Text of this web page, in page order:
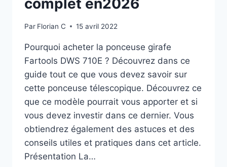
complet en2026
Par Florian C 15 avril 2022
Pourquoi acheter la ponceuse girafe
Fartools DWS 710E ? Découvrez dans ce
guide tout ce que vous devez savoir sur
cette ponceuse télescopique. Découvrez ce
que ce modèle pourrait vous apporter et si
vous devez investir dans ce dernier. Vous
obtiendrez également des astuces et des
conseils utiles et pratiques dans cet article.
Présentation La…